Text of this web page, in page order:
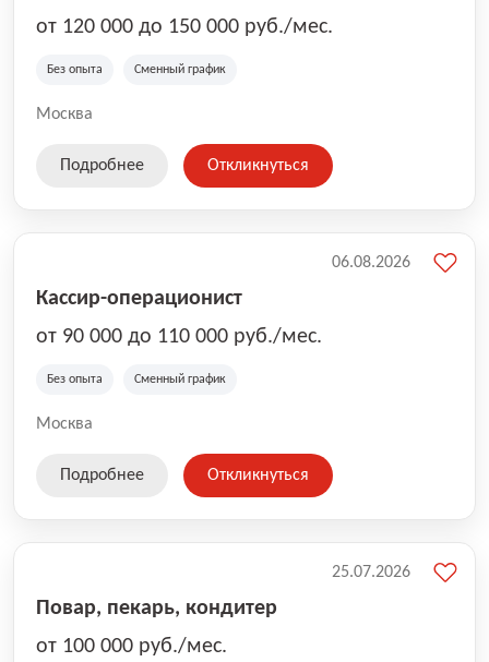
от 120 000 до 150 000 руб./мес.
Без опыта Сменный график
Москва
Подробнее Откликнуться
Кассир-операционист
от 90 000 до 110 000 руб./мес.
Без опыта Сменный график
Москва
06.08.2026
Подробнее Откликнуться
Повар, пекарь, кондитер
от 100 000 руб./мес.
25.07.2026